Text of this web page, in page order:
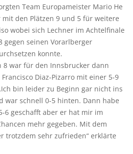
Team Europameister Mario He
den Plätzen 9 und 5 für weitere
wobei sich Lechner im Achtelfinale
gegen seinen Vorarlberger
konnte.
8 war für den Innsbrucker dann
Diaz-Pizarro mit einer 5-9
bin leider zu Beginn gar nicht ins
war schnell 0-5 hinten. Dann habe
6 geschafft aber er hat mir im
mehr gegeben. Mit dem
trotzdem sehr zufrieden“ erklärte